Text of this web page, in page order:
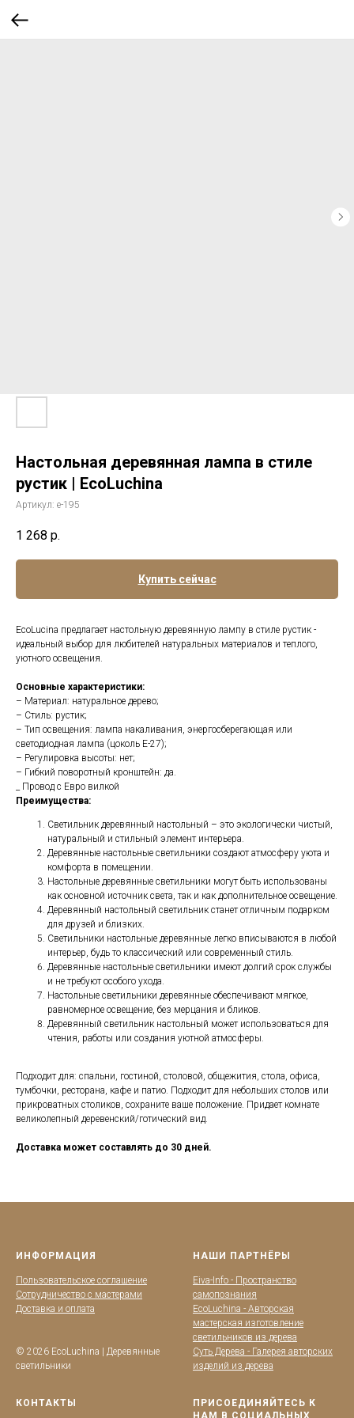
Настольная деревянная лампа в стиле
рустик | EcoLuchina
Артикул: е-195
1 268 р.
Купить сейчас
EcoLucina предлагает настольную деревянную лампу в стиле рустик -
идеальный выбор для любителей натуральных материалов и теплого,
уютного освещения.
Основные характеристики:
– Материал: натуральное дерево;
– Стиль: рустик;
– Тип освещения: лампа накаливания, энергосберегающая или
светодиодная лампа (цоколь Е-27);
– Регулировка высоты: нет;
– Гибкий поворотный кронштейн: да.
_ Провод с Евро вилкой
Преимущества:
Светильник деревянный настольный – это экологически чистый,
натуральный и стильный элемент интерьера.
Деревянные настольные светильники создают атмосферу уюта и
комфорта в помещении.
Настольные деревянные светильники могут быть использованы
как основной источник света, так и как дополнительное освещение.
Деревянный настольный светильник станет отличным подарком
для друзей и близких.
Светильники настольные деревянные легко вписываются в любой
интерьер, будь то классический или современный стиль.
Деревянные настольные светильники имеют долгий срок службы
и не требуют особого ухода.
Настольные светильники деревянные обеспечивают мягкое,
равномерное освещение, без мерцания и бликов.
Деревянный светильник настольный может использоваться для
чтения, работы или создания уютной атмосферы.
Подходит для: спальни, гостиной, столовой, общежития, стола, офиса,
тумбочки, ресторана, кафе и патио. Подходит для небольших столов или
прикроватных столиков, сохраните ваше положение. Придает комнате
великолепный деревенский/готический вид.
Доставка может составлять до 30 дней.
ИНФОРМАЦИЯ
Пользовательское соглашение
Сотрудничество с мастерами
Доставка и оплата
© 2026 EcoLuchina | Деревянные
светильники
НАШИ ПАРТНЁРЫ
Eiva-Info - Пространство
самопознания
EcoLuchina - Авторская
мастерская изготовление
светильников из дерева
Суть Дерева - Галерея авторских
изделий из дерева
КОНТАКТЫ
ПРИСОЕДИНЯЙТЕСЬ К